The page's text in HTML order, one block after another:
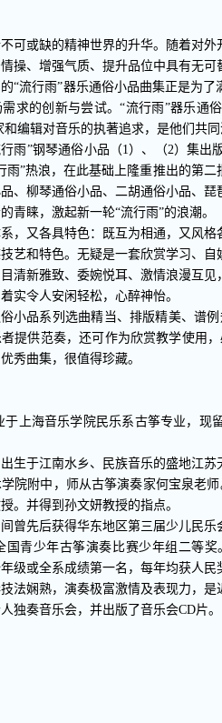
可或缺的精神世界的升华。随着对
操、增强气质、提升品位中具有无
“流行雨”器乐通俗小品曲集正是为
求的创新与尝试。“流行雨”器乐通
编辑对音乐的执著追求，是他们共
行雨”钢琴通俗小品（1）、（2）集
雨”热浪，在此基础上隆重推出的第
、柳琴通俗小品、二胡通俗小品、
青睐，激起新一轮“流行雨”的浪潮。
，又各具特色：既互为相通，又风
艺和特色。无疑是一套欣赏学习、自
清新雅致、委婉悦耳、激情浪漫互
实令人安闲轻松，心醉神怡。
小品系列选曲精当、排版精美、谱
提供范奏，还可作为欣赏教学使用
秀曲集，很值得珍藏。
于上海音乐学院民乐系古筝专业，
出生于江南水乡、民族音乐的盛地江
院附中，师从古筝演奏家何宝泉老
。并得到孙文妍教授的指点。
曾先后获得华东地区第三届少儿民
国青少年古筝演奏比赛少年组二等
级或全系成绩第一名，每年均获人民
法娴熟，演奏极富激情及表现力，
独奏音乐会，并出版了音乐会CD片。